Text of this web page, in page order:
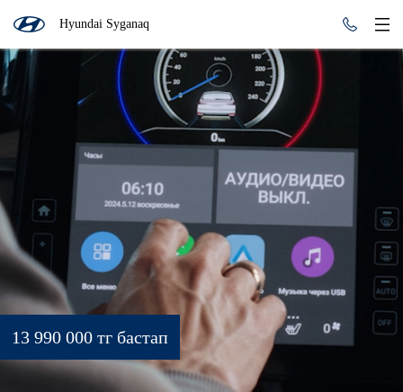
Hyundai Syganaq
13 990 000 тг бастап